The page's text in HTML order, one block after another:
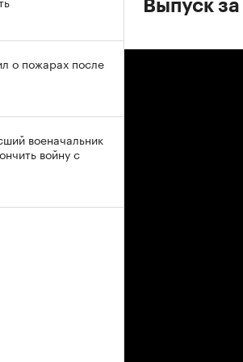
Выпуск
о пожарах после
военачальник
войну с